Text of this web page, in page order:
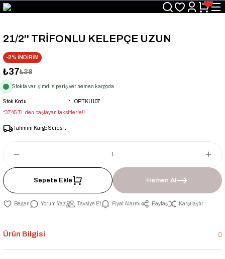
Üyelerimize Özel "uye2026" Koduyla Sepette Ekstra %3 İndirim
KAZAN-KASKAD İÇİN TEK ADRES
21/2'' TRİFONLU KELEPÇE UZUN
-2% İNDİRİM
₺37₺38
Stokta var, şimdi sipariş ver hemen kargoda
Stok Kodu
OPTKU107
*37,45 TL den başlayan taksitlerle!!
Tahmini Kargo Süresi :
Sepete Ekle Hemen Al
Yorum Yaz Tavsiye Et Fiyat Alarmı Paylaş Karşılaştır
Ürün Bilgisi